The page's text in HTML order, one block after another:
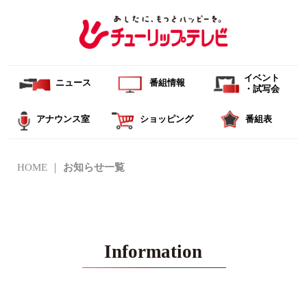
ニュース 番組情報
イベント
・試写会
アナウンス室 ショッピング 番組表
HOME お知らせ一覧
Information